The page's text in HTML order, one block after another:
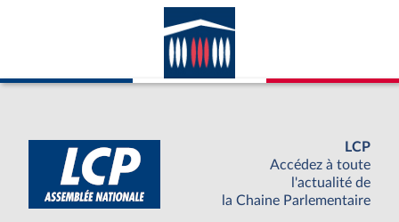
LCP
Accédez à toute
l'actualité de
la Chaine Parlementaire